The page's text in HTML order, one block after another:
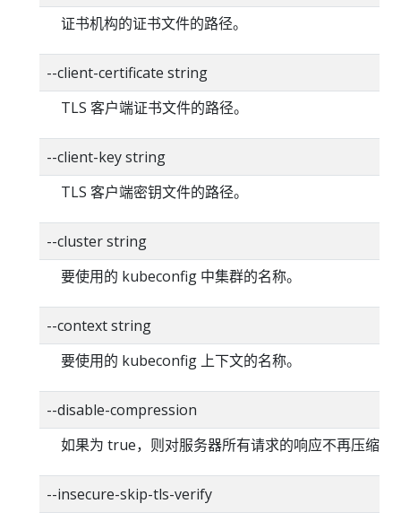
证书机构的证书文件的路径。
--client-certificate string
TLS 客户端证书文件的路径。
--client-key string
TLS 客户端密钥文件的路径。
--cluster string
要使用的 kubeconfig 中集群的名称。
--context string
要使用的 kubeconfig 上下文的名称。
--disable-compression
如果为 true，则对服务器所有请求的响应不再压缩。
--insecure-skip-tls-verify